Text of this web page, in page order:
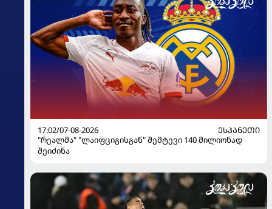
17:02/07-08-2026
ᲔᲡᲞᲐᲜᲔᲗᲘ
"რეალმა" "ლაიფციგისგან" შემტევი 140 მილიონად
შეიძინა